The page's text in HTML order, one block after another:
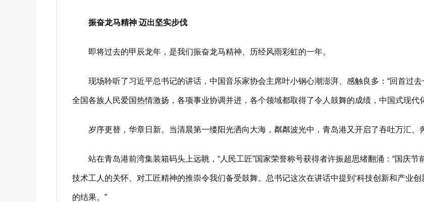
振奋龙马精神 迈出坚实步伐
即将过去的甲辰龙年，是我们振奋龙马精神、历经风雨彩虹的一年。
现场聆听了习近平总书记的讲话，中国音乐家协会主席叶小钢心潮澎湃、感触良多：“回首过去
全国各族人民爱国热情激扬，各项事业协调并进，各个领域都取得了令人鼓舞的成绩，中国式现代
岁序更替，华章日新。当清晨第一缕阳光洒向大海，粼粼波光中，青岛港又开启了吞吐万汇、
站在青岛港前湾集装箱码头上远眺，“人民工匠”国家荣誉称号获得者许振超思绪翻涌：“国庆节
技术工人的关怀、对工匠精神的推崇令我们备受鼓舞。总书记这次在讲话中提到‘科技创新和产业
的结果。”